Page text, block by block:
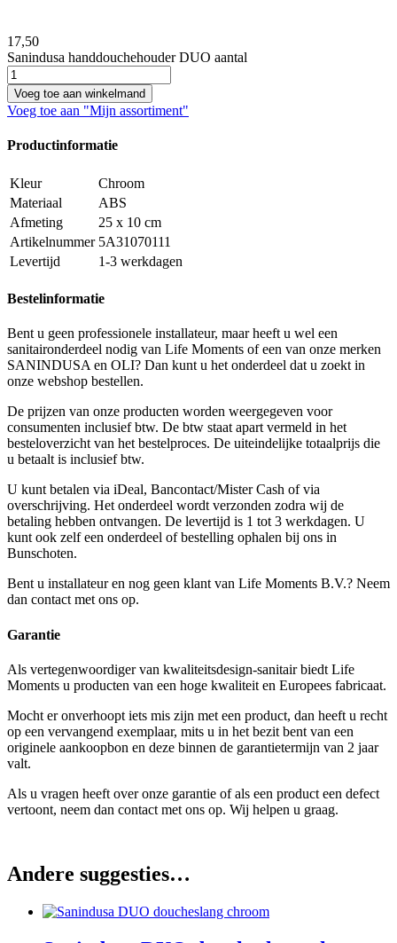
17,50
Sanindusa handdouchehouder DUO aantal
Voeg toe aan winkelmand
Voeg toe aan "Mijn assortiment"
Productinformatie
Kleur
Chroom
Materiaal
ABS
Afmeting
25 x 10 cm
Artikelnummer 5A31070111
Levertijd
1-3 werkdagen
Bestelinformatie
Bent u geen professionele installateur, maar heeft u wel een
sanitaironderdeel nodig van Life Moments of een van onze merken
SANINDUSA en OLI? Dan kunt u het onderdeel dat u zoekt in
onze webshop bestellen.
De prijzen van onze producten worden weergegeven voor
consumenten inclusief btw. De btw staat apart vermeld in het
besteloverzicht van het bestelproces. De uiteindelijke totaalprijs die
u betaalt is inclusief btw.
U kunt betalen via iDeal, Bancontact/Mister Cash of via
overschrijving. Het onderdeel wordt verzonden zodra wij de
betaling hebben ontvangen. De levertijd is 1 tot 3 werkdagen. U
kunt ook zelf een onderdeel of bestelling ophalen bij ons in
Bunschoten.
Bent u installateur en nog geen klant van Life Moments B.V.? Neem
dan contact met ons op.
Garantie
Als vertegenwoordiger van kwaliteitsdesign-sanitair biedt Life
Moments u producten van een hoge kwaliteit en Europees fabricaat.
Mocht er onverhoopt iets mis zijn met een product, dan heeft u recht
op een vervangend exemplaar, mits u in het bezit bent van een
originele aankoopbon en deze binnen de garantietermijn van 2 jaar
valt.
Als u vragen heeft over onze garantie of als een product een defect
vertoont, neem dan contact met ons op. Wij helpen u graag.
Andere suggesties…